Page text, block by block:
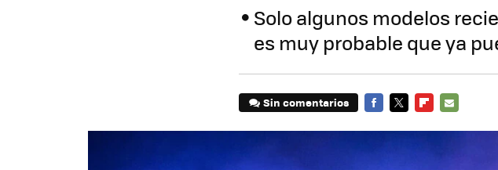
Solo algunos modelos
es muy probable que ya
Sin comentarios